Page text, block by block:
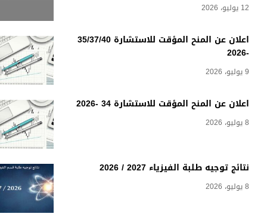
12 يوليو، 2026
اعلان عن المنح المؤقت للاستشارة 35/37/40
-2026
9 يوليو، 2026
اعلان عن المنح المؤقت للاستشارة 34 -2026
8 يوليو، 2026
نتائج توجيه طلبة الفيزياء 2027 / 2026
8 يوليو، 2026